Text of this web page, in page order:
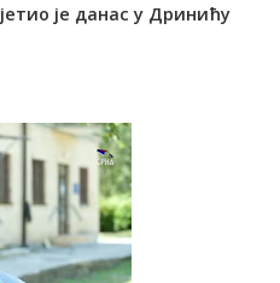
је данас у Дринићу